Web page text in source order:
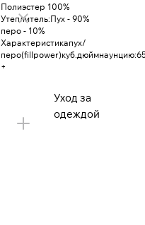
Полиэстер 100%
Утеплитель:Пух - 90%
перо - 10%
Характеристикапух/
+
Уход за
одеждой